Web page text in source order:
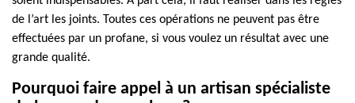
de l’art les joints. Toutes ces opérations ne peuvent pas être
effectuées par un profane, si vous voulez un résultat avec une
grande qualité.
Pourquoi faire appel à un artisan spécialiste